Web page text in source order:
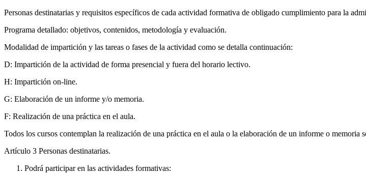
Personas destinatarias y requisitos específicos de cada actividad formativa de obligado cumplimiento para la
Programa detallado: objetivos, contenidos, metodología y evaluación.
Modalidad de impartición y las tareas o fases de la actividad como se detalla continuación:
D: Impartición de la actividad de forma presencial y fuera del horario lectivo.
H: Impartición on-line.
G: Elaboración de un informe y/o memoria.
F: Realización de una práctica en el aula.
Todos los cursos contemplan la realización de una práctica en el aula o la elaboración de un informe o memoria
Artículo 3 Personas destinatarias.
Podrá participar en las actividades formativas: